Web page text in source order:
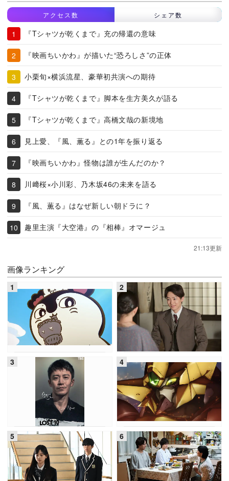
アクセス数 シェア数
『Tシャツが乾くまで』充の帰還の意味
『映画ちいかわ』が描いた“恐ろしさ”の正体
小栗旬×横浜流星、豪華初共演への期待
『Tシャツが乾くまで』脚本を生方美久が語る
『Tシャツが乾くまで』高橋文哉の新境地
見上愛、『風、薫る』との1年を振り返る
『映画ちいかわ』怪物は誰が生んだのか？
川﨑桜×小川彩、乃木坂46の未来を語る
『風、薫る』はなぜ新しい朝ドラに？
趣里主演『大空港』の『相棒』オマージュ
21:13更新
画像ランキング